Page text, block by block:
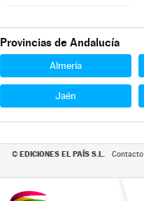
Provincias de Andalucía
Almería
Jaén
© EDICIONES EL PAÍS S.L. Contacto